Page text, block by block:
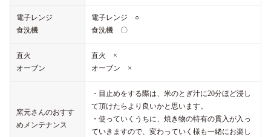
電子レンジ
食洗機
電子レンジ ○
食洗機 〇
直火
オーブン
直火 ×
オーブン ×
窯元さんのおすす
めメンテナンス
・目止めをする際は、米のとぎ汁に20分ほど浸し
て頂けたらより良いかと思います。
・使っていくうちに、焼き物の特有の貫入が入っ
ていきますので、変わっていく様も一緒にお楽し